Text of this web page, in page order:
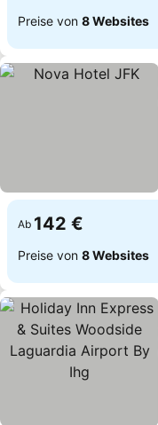
Preise von 8 Websites
Ab 142 €
Preise von 8 Websites